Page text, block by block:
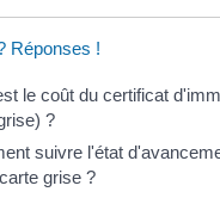
Réponses !
le coût du certificat
?
suivre l'état
grise ?